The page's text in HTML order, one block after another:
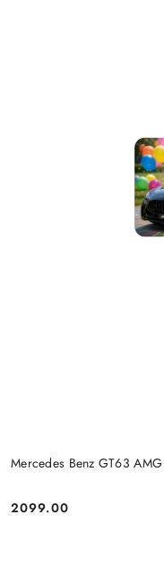
Mercedes Benz GT63
Cena:
2099.00